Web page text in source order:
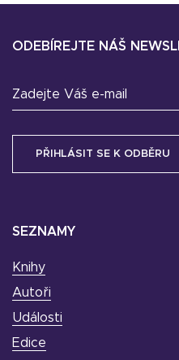
SEZNAMY
Knihy
Autoři
Události
Edice
ODEBÍREJTE NÁŠ
Zadejte Váš e-mail